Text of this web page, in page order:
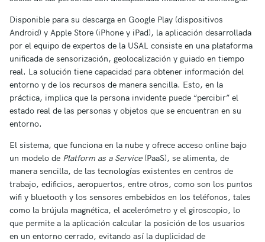
Disponible para su descarga en Google Play (dispositivos
Android) y Apple Store (iPhone y iPad), la aplicación desarrollada
por el equipo de expertos de la USAL consiste en una plataforma
unificada de sensorización, geolocalización y guiado en tiempo
real. La solución tiene capacidad para obtener información del
entorno y de los recursos de manera sencilla. Esto, en la
práctica, implica que la persona invidente puede “percibir” el
estado real de las personas y objetos que se encuentran en su
entorno.
El sistema, que funciona en la nube y ofrece acceso online bajo
un modelo de Platform as a Service(PaaS), se alimenta, de
manera sencilla, de las tecnologías existentes en centros de
trabajo, edificios, aeropuertos, entre otros, como son los puntos
wifi y bluetooth y los sensores embebidos en los teléfonos, tales
como la brújula magnética, el acelerómetro y el giroscopio, lo
que permite a la aplicación calcular la posición de los usuarios
en un entorno cerrado, evitando así la duplicidad de